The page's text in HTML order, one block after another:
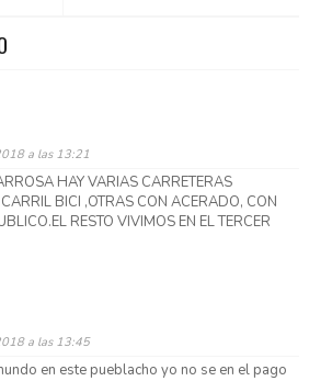
a las 13:21
HAY VARIAS CARRETERAS
BICI ,OTRAS CON ACERADO, CON
RESTO VIVIMOS EN EL TERCER
a las 13:45
en este pueblacho yo no se en el pago